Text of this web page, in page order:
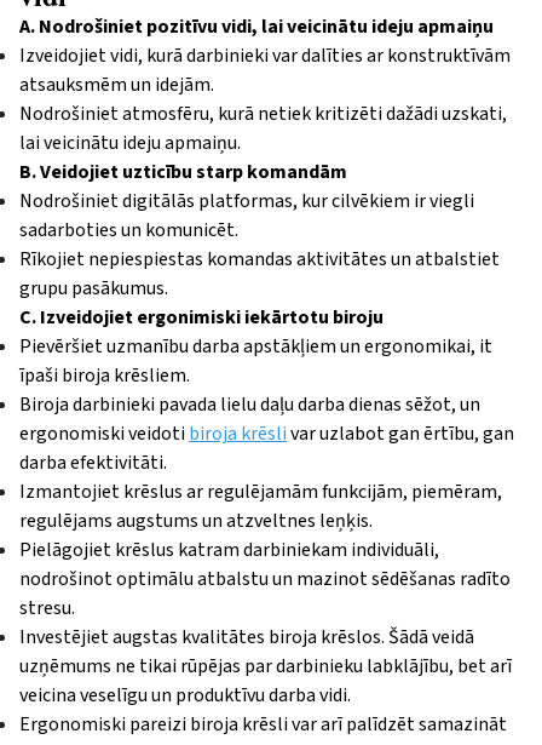
A. Nodrošiniet pozitīvu vidi, lai veicinātu ideju apmaiņu
Izveidojiet vidi, kurā darbinieki var dalīties ar konstruktīvām
atsauksmēm un idejām.
Nodrošiniet atmosfēru, kurā netiek kritizēti dažādi uzskati,
lai veicinātu ideju apmaiņu.
B. Veidojiet uzticību starp komandām
Nodrošiniet digitālās platformas, kur cilvēkiem ir viegli
sadarboties un komunicēt.
Rīkojiet nepiespiestas komandas aktivitātes un atbalstiet
grupu pasākumus.
C. Izveidojiet ergonimiski iekārtotu biroju
Pievēršiet uzmanību darba apstākļiem un ergonomikai, it
īpaši biroja krēsliem.
Biroja darbinieki pavada lielu daļu darba dienas sēžot, un
ergonomiski veidotibiroja krēslivar uzlabot gan ērtību, gan
darba efektivitāti.
Izmantojiet krēslus ar regulējamām funkcijām, piemēram,
regulējams augstums un atzveltnes leņķis.
Pielāgojiet krēslus katram darbiniekam individuāli,
nodrošinot optimālu atbalstu un mazinot sēdēšanas radīto
stresu.
Investējiet augstas kvalitātes biroja krēslos. Šādā veidā
uzņēmums ne tikai rūpējas par darbinieku labklājību, bet arī
veicina veselīgu un produktīvu darba vidi.
Ergonomiski pareizi biroja krēsli var arī palīdzēt samazināt